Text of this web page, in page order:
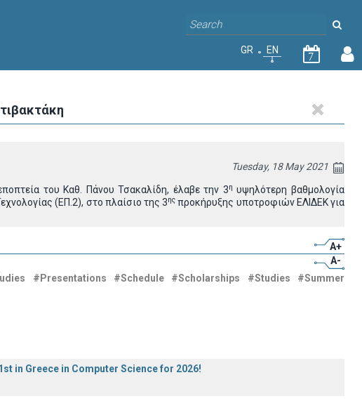
GR EN
7
Tuesday, 18 May 2021
του Kαθ. Πάνου Τσακαλίδη, έλαβε την 3η υψηλότερη βαθμολογία
(ΕΠ.2), στο πλαίσιο της 3ης προκήρυξης υποτροφιών ΕΛΙΔΕΚ για
A+
A-
#Presentations #Schedule #Scholarships #Studies
#Summer
in Greece in Computer Science for 2026!